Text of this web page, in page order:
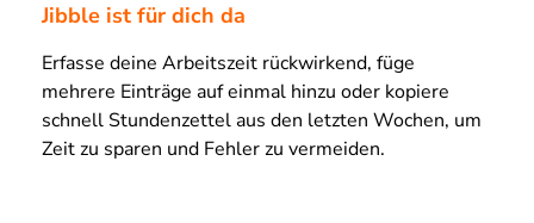
Jibble ist für dich da
Erfasse deine Arbeitszeit rückwirkend, füge
mehrere Einträge auf einmal hinzu oder kopiere
schnell Stundenzettel aus den letzten Wochen, um
Zeit zu sparen und Fehler zu vermeiden.